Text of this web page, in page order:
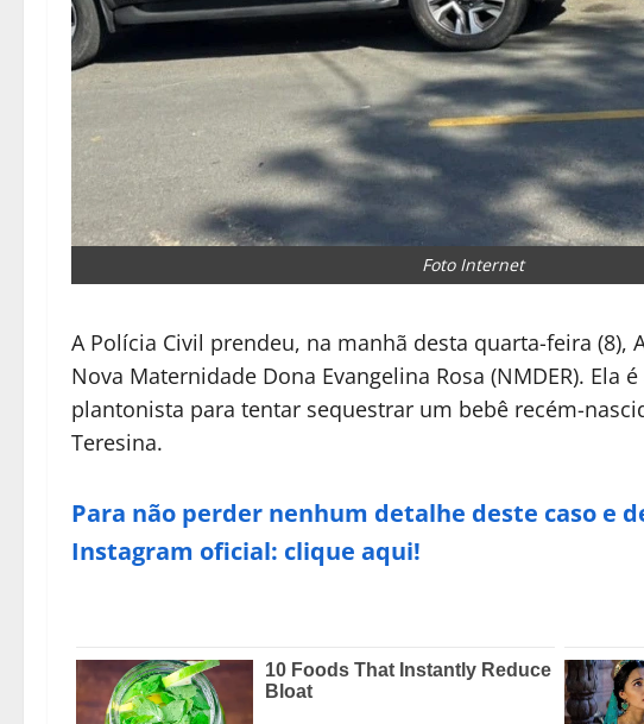
Foto Internet
A Polícia Civil prendeu, na manhã desta quarta-feira (8),
Nova Maternidade Dona Evangelina Rosa (NMDER). Ela
plantonista para tentar sequestrar um bebê recém-
Teresina.
Para não perder nenhum detalhe deste caso e
Instagram oficial: clique aqui!